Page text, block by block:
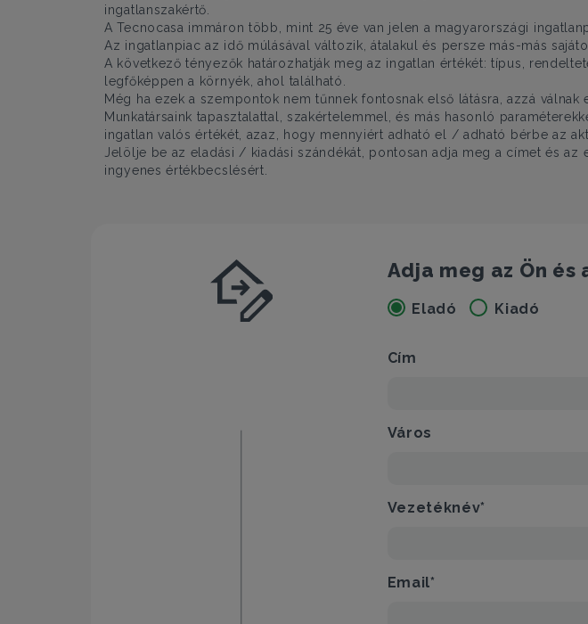
ingatlanszakértő.
A Tecnocasa immáron több, mint 25 éve van jelen a magyarországi
Az ingatlanpiac az idő múlásával változik, átalakul és persze más-más
A következő tényezők határozhatják meg az ingatlan értékét: típus,
legfőképpen a környék, ahol található.
Még ha ezek a szempontok nem tűnnek fontosnak első látásra, azzá válnak
Munkatársaink tapasztalattal, szakértelemmel, és más hasonló
ingatlan valós értékét, azaz, hogy mennyiért adható el / adható bérbe az
Jelölje be az eladási / kiadási szándékát, pontosan adja meg a címet és
ingyenes értékbecslésért.
Adja meg az Ön
Eladó Kiadó
Cím
Város
Vezetéknév*
Email*